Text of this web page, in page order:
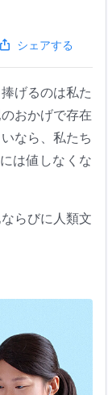
シェアする
げるのは私た
おかげで存在
なら、私たち
は値しなくな
らびに人類文
なたが真のク
ばならない。
。もはや神の
彼らの性質は